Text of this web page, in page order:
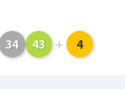
34 43 + 4